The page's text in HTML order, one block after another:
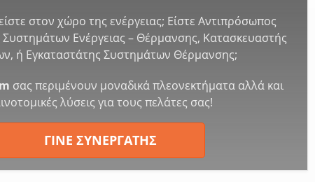
στον χώρο της ενέργειας; Είστε Αντιπρόσωπος
Ενέργειας – Θέρμανσης, Κατασκευαστής
ή Εγκαταστάτης Συστημάτων Θέρμανσης;
σας περιμένουν μοναδικά πλεονεκτήματα αλλά και
λύσεις για τους πελάτες σας!
ΓΙΝΕ ΣΥΝΕΡΓΑΤΗΣ